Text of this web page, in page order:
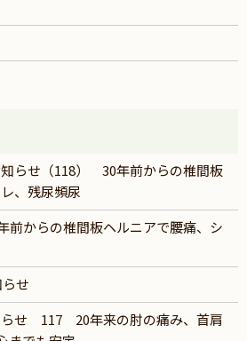
らせ（118） 30年前からの椎間板
、残尿頻尿
からの椎間板ヘルニアで腰痛、シ
せ
らせ 117 20年来の肘の痛み、首肩